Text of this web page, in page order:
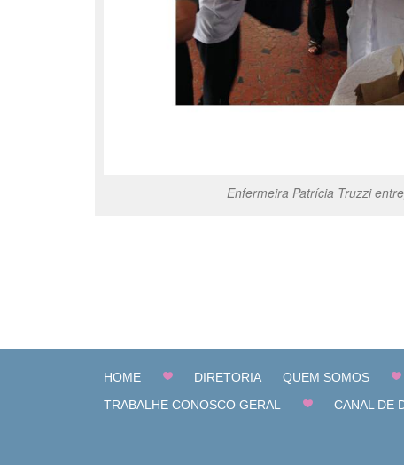
Enfermeira Patrícia Truzzi
HOME DIRETORIA QUEM SOMOS
TRABALHE CONOSCO GERAL
CANAL DE